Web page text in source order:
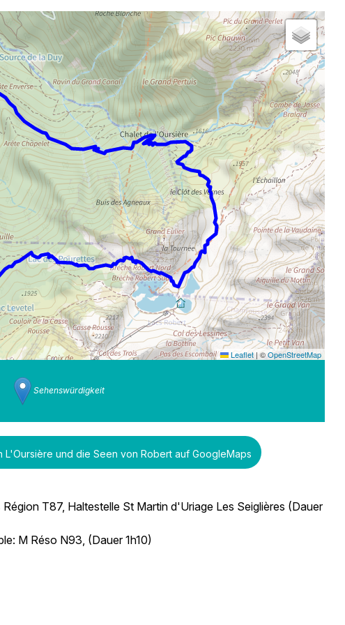
Leaflet |©OpenStreetMap
Sehenswürdigkeit
und die Seen von Robert auf GoogleMaps
T87, Haltestelle St Martin d'Uriage Les Seiglières (Dauer
M Réso N93, (Dauer 1h10)